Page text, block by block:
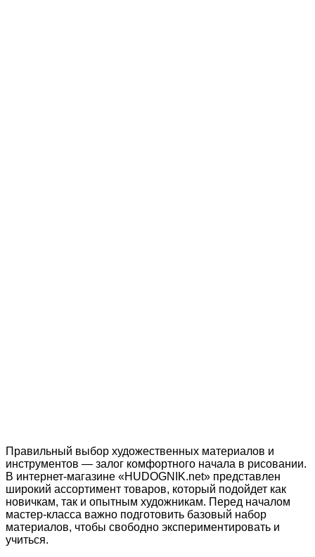
Правильный выбор художественных материалов и
инструментов — залог комфортного начала в рисовании.
В интернет-магазине «HUDOGNIK.net» представлен
широкий ассортимент товаров, который подойдет как
новичкам, так и опытным художникам. Перед началом
мастер-класса важно подготовить базовый набор
материалов, чтобы свободно экспериментировать и
учиться.